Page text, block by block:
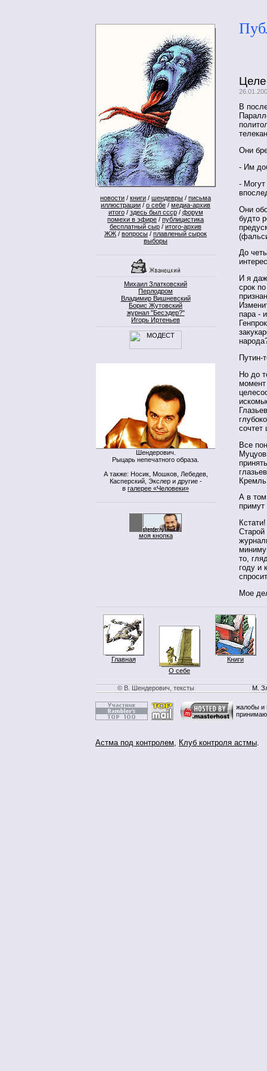
новости / книги / шендевры / письма
иллюстрации / о себе / медиа-архив
итого/ здесь был ссср/ форум
помехи в эфире / публицистика
бесплатный сыр / итого-архив
ЖЖ / вопросы / плавленый сырок
выборы
Михаил Златковский
Перлодром
Владимир Вишневский
Борис Жутовский
журнал "Бесэдер?"
Игорь Иртеньев
Шендерович.
Рыцарь непечатного образа.
А также: Носик, Мошков, Лебедев,
Касперский, Экслер и другие -
в галерее «Человеки»
моя кнопка
В
Они
- Им
- Могут
Они
будто
До
И я
срок
пара -
Путин-
Но до
момент
сочтет
Все
А в
Старой
то,
году и
Мое
Главная
О себе
Книги
© В. Шендерович, тексты М.
жалобы и
Астма под контролем, Клуб контроля астмы.